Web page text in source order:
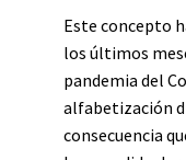
Este concepto
los últimos
pandemia del
alfabetización
consecuencia